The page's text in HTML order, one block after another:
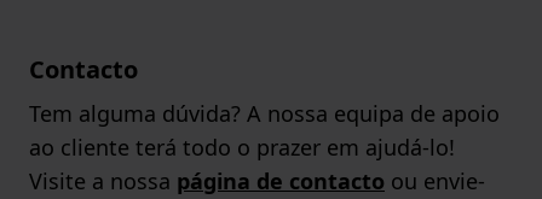
Contacto
Tem alguma dúvida? A nossa equipa de apoio
ao cliente terá todo o prazer em ajudá-lo!
Visite a nossa página de contacto ou envie-